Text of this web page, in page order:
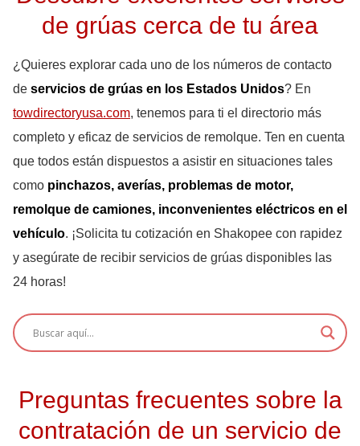
de grúas cerca de tu área
¿Quieres explorar cada uno de los números de contacto
de servicios de grúas en los Estados Unidos? En
towdirectoryusa.com, tenemos para ti el directorio más
completo y eficaz de servicios de remolque. Ten en cuenta
que todos están dispuestos a asistir en situaciones tales
como pinchazos, averías, problemas de motor,
remolque de camiones, inconvenientes eléctricos en el
vehículo. ¡Solicita tu cotización en Shakopee con rapidez
y asegúrate de recibir servicios de grúas disponibles las
24 horas!
Preguntas frecuentes sobre la
contratación de un servicio de